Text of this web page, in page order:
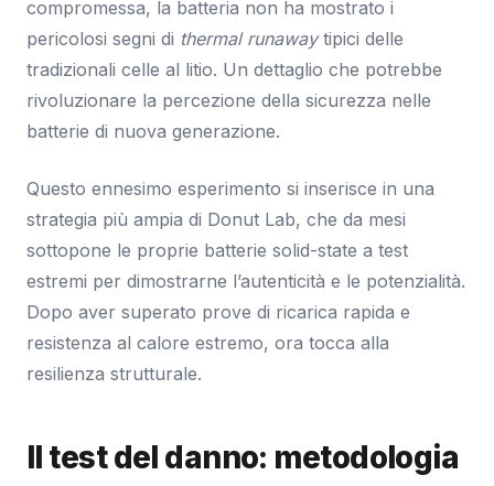
compromessa, la batteria non ha mostrato i
pericolosi segni di thermal runawaytipici delle
tradizionali celle al litio. Un dettaglio che potrebbe
rivoluzionare la percezione della sicurezza nelle
batterie di nuova generazione.
Questo ennesimo esperimento si inserisce in una
strategia più ampia di Donut Lab, che da mesi
sottopone le proprie batterie solid-state a test
estremi per dimostrarne l’autenticità e le potenzialità.
Dopo aver superato prove di ricarica rapida e
resistenza al calore estremo, ora tocca alla
resilienza strutturale.
Il test del danno: metodologia